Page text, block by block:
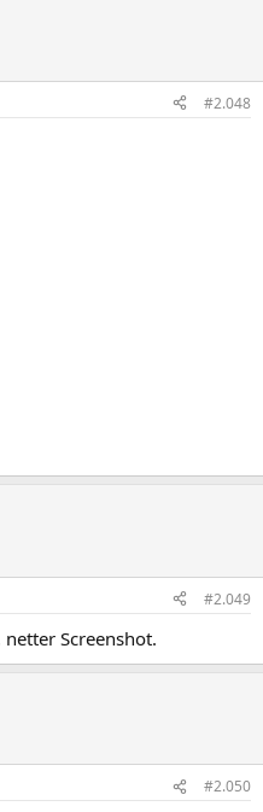
#2.048
#2.049
Screenshot.
#2.050